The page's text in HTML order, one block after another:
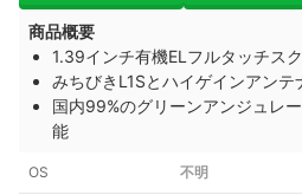
商品概要
1.39インチ有機ELフルタッチス
みちびきL1Sとハイゲインアン
国内99%のグリーンアンジュレ
能
OS 不明